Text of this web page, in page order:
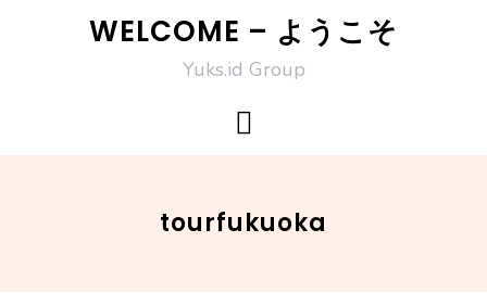
WELCOME – ようこそ
Yuks.id Group
tourfukuoka